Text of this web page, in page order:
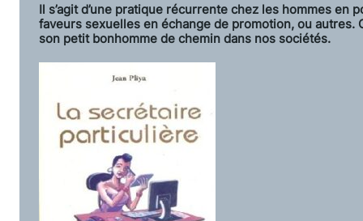
Il s’agit d’une pratique récurrente chez les hommes
faveurs sexuelles en échange de promotion, ou autres.
son petit bonhomme de chemin dans nos sociétés.